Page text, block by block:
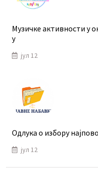
Музичке активности у
у
јул 12
Одлука о избору
јул 12